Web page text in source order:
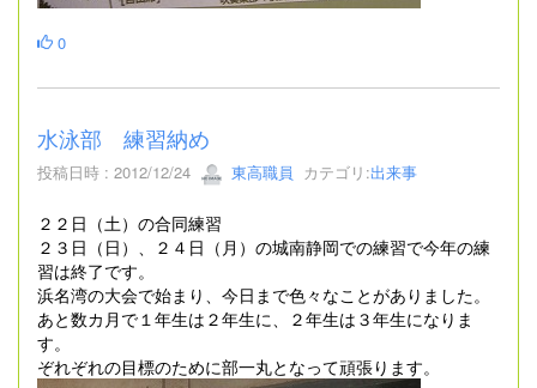
0
水泳部 練習納め
投稿日時 : 2012/12/24 東高職員 カテゴリ:出来事
２２日（土）の合同練習
２３日（日）、２４日（月）の城南静岡での練習で今年の練
習は終了です。
浜名湾の大会で始まり、今日まで色々なことがありました。
あと数カ月で１年生は２年生に、２年生は３年生になりま
す。
ぞれぞれの目標のために部一丸となって頑張ります。